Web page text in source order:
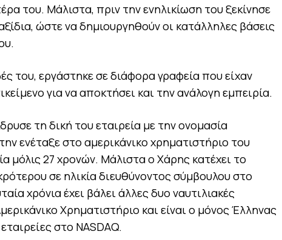
του. Μάλιστα, πριν την ενηλικίωση του ξεκίνησε
ώστε να δημιουργηθούν οι κατάλληλες βάσεις
του, εργάστηκε σε διάφορα γραφεία που είχαν
για να αποκτήσει και την ανάλογη εμπειρία.
τη δική του εταιρεία με την ονομασία
ενέταξε στο αμερικάνικο χρηματιστήριο του
μόλις 27 χρονών. Μάλιστα ο Χάρης κατέχει το
σε ηλικία διευθύνοντος σύμβουλου στο
χρόνια έχει βάλει άλλες δυο ναυτιλιακές
Χρηματιστήριο και είναι ο μόνος Έλληνας
στο NASDAQ.